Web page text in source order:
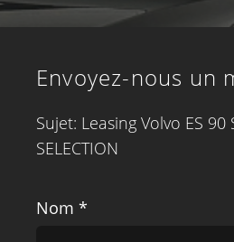
Envoyez-nous un
Sujet: Leasing Volvo ES 90
SELECTION
Nom *